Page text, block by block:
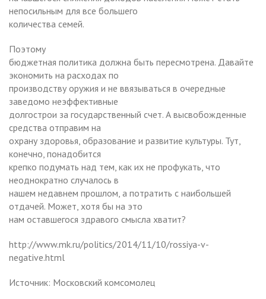
непосильным для все большего
количества семей.
Поэтому
бюджетная политика должна быть пересмотрена. Давайте
экономить на расходах по
производству оружия и не ввязываться в очередные
заведомо неэффективные
долгострои за государственный счет. А высвобожденные
средства отправим на
охрану здоровья, образование и развитие культуры. Тут,
конечно, понадобится
крепко подумать над тем, как их не профукать, что
неоднократно случалось в
нашем недавнем прошлом, а потратить с наибольшей
отдачей. Может, хотя бы на это
нам оставшегося здравого смысла хватит?
http://www.mk.ru/politics/2014/11/10/rossiya-v-
negative.html
Источник: Московский комсомолец